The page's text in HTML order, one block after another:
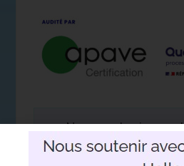
Nous soutenir avec
Hello